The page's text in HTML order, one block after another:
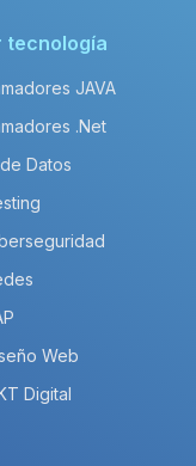
tecnología
JAVA
.Net
Datos
Web
Digital